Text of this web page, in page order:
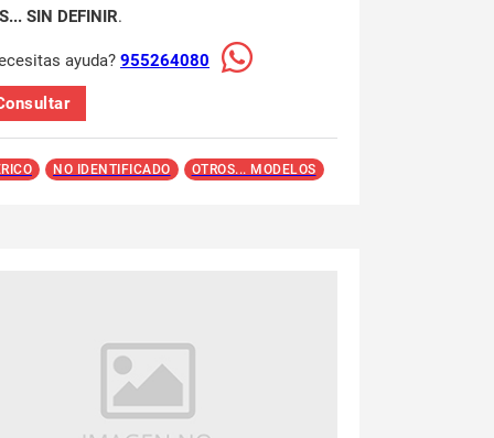
SIN DEFINIR.
ayuda? 955264080
NO IDENTIFICADO OTROS... MODELOS